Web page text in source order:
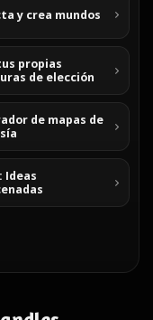
y crea mundos
propias
de elección
de mapas de
Ideas